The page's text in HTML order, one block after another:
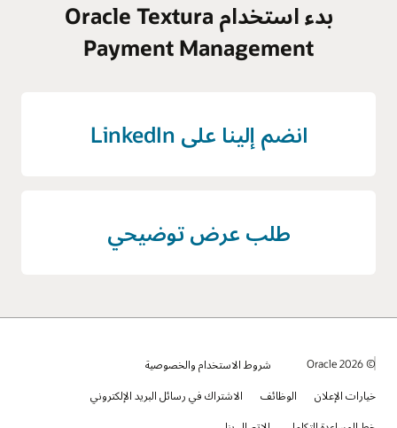
بدء استخدام Oracle Textura
Payment Management
انضم إلينا على LinkedIn
طلب عرض توضيحي
© 2026 Oracle شروط الاستخدام والخصوصية
خيارات الإعلان الوظائف الاشتراك في رسائل البريد الإلكتروني